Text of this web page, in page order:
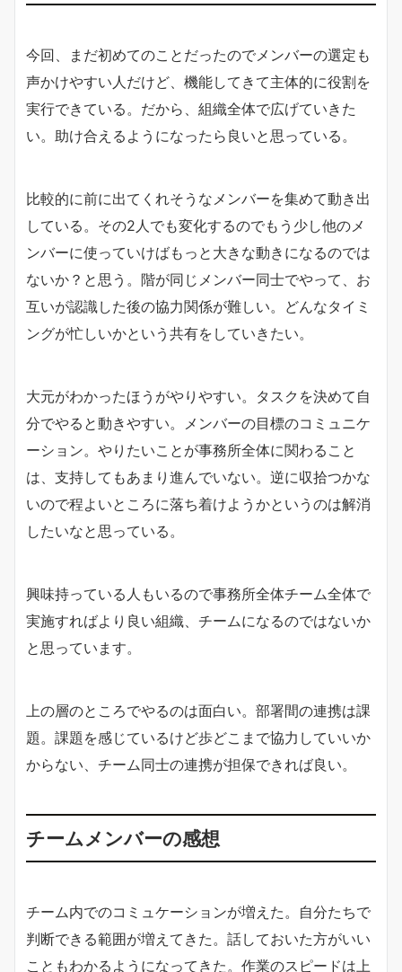
今回、まだ初めてのことだったのでメンバーの選定も
声かけやすい人だけど、機能してきて主体的に役割を
実行できている。だから、組織全体で広げていきた
い。助け合えるようになったら良いと思っている。
比較的に前に出てくれそうなメンバーを集めて動き出
している。その2人でも変化するのでもう少し他のメ
ンバーに使っていけばもっと大きな動きになるのでは
ないか？と思う。階が同じメンバー同士でやって、お
互いが認識した後の協力関係が難しい。どんなタイミ
ングが忙しいかという共有をしていきたい。
大元がわかったほうがやりやすい。タスクを決めて自
分でやると動きやすい。メンバーの目標のコミュニケ
ーション。やりたいことが事務所全体に関わること
は、支持してもあまり進んでいない。逆に収拾つかな
いので程よいところに落ち着けようかというのは解消
したいなと思っている。
興味持っている人もいるので事務所全体チーム全体で
実施すればより良い組織、チームになるのではないか
と思っています。
上の層のところでやるのは面白い。部署間の連携は課
題。課題を感じているけど歩どこまで協力していいか
からない、チーム同士の連携が担保できれば良い。
チームメンバーの感想
チーム内でのコミュケーションが増えた。自分たちで
判断できる範囲が増えてきた。話しておいた方がいい
こともわかるようになってきた。作業のスピードは上